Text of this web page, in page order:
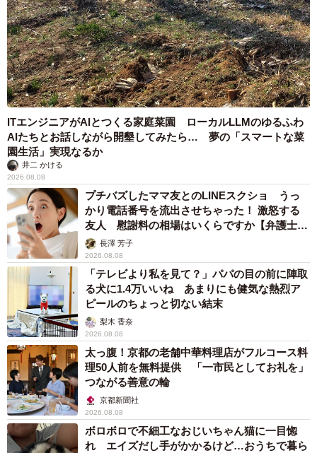
ITエンジニアがAIとつくる家庭菜園 ローカルLLMのゆるふわ
AIたちとお話しながら開墾してみたら… 夢の「スマートな菜
園生活」実現なるか
井二 かける
2026.08.08
プチバズしたママ友とのLINEスクショ うっ
かり電話番号を流出させちゃった！ 激怒する
友人 慰謝料の相場はいくらですか【弁護士が
解説】長澤 芳子
2026.08.08
「テレビより私を見て？」パパの目の前に陣取
る犬に1.4万いいね あまりにも健気な熱烈ア
ピールのちょっと切ない結末
梨木 香奈
2026.08.08
太っ腹！京都の老舗中華料理店がフルコース料
理50人前を無料提供 「一市民としてお礼を」
つながる善意の輪
京都新聞社
2026.08.08
ボロボロで不細工なおじいちゃん猫に一目惚
れ エイズだし手がかかるけど…おうちで暮ら